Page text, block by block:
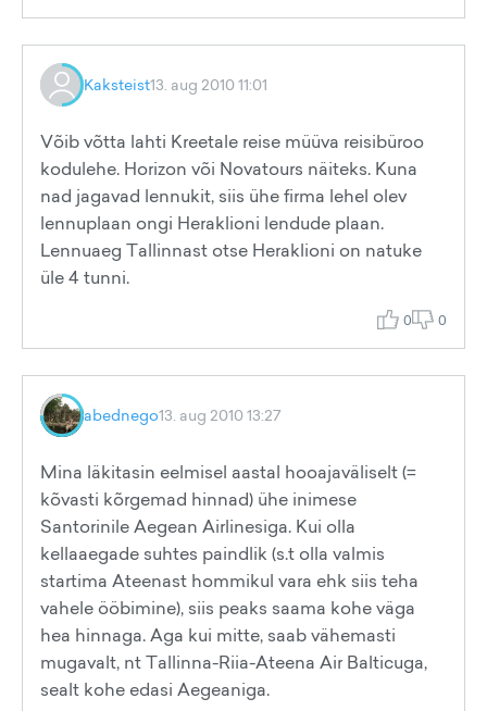
Kaksteist13. aug 2010 11:01
Võib võtta lahti Kreetale reise müüva reisibüroo
kodulehe. Horizon või Novatours näiteks. Kuna
nad jagavad lennukit, siis ühe firma lehel olev
lennuplaan ongi Heraklioni lendude plaan.
Lennuaeg Tallinnast otse Heraklioni on natuke
üle 4 tunni.
0 0
abednego13. aug 2010 13:27
Mina läkitasin eelmisel aastal hooajaväliselt (=
kõvasti kõrgemad hinnad) ühe inimese
Santorinile Aegean Airlinesiga. Kui olla
kellaaegade suhtes paindlik (s.t olla valmis
startima Ateenast hommikul vara ehk siis teha
vahele ööbimine), siis peaks saama kohe väga
hea hinnaga. Aga kui mitte, saab vähemasti
mugavalt, nt Tallinna-Riia-Ateena Air Balticuga,
sealt kohe edasi Aegeaniga.